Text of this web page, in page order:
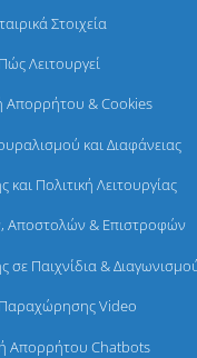
Στοιχεία
Πώς Λειτουργεί
Απορρήτου & Cookies
και Διαφάνειας
Πολιτική Λειτουργίας
Αποστολών & Επιστροφών
σε Παιχνίδια &
Video
Απορρήτου Chatbots